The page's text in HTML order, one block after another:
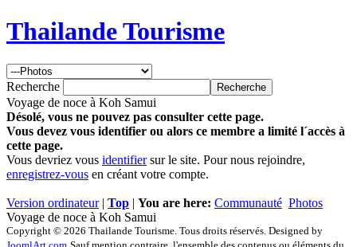
Thailande Tourisme
Recherche
Voyage de noce à Koh Samui
Désolé, vous ne pouvez pas consulter cette page.
Vous devez vous identifier ou alors ce membre a limité l´accès à
cette page.
Vous devriez vous identifiersur le site. Pour nous rejoindre,
enregistrez-vous en créant votre compte.
Version ordinateur| Top | You are here: Communauté Photos
Voyage de noce à Koh Samui
Copyright © 2026 Thailande Tourisme. Tous droits réservés. Designed by